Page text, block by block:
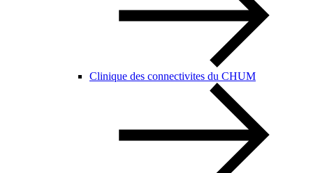
Clinique des connectivites du CHUM